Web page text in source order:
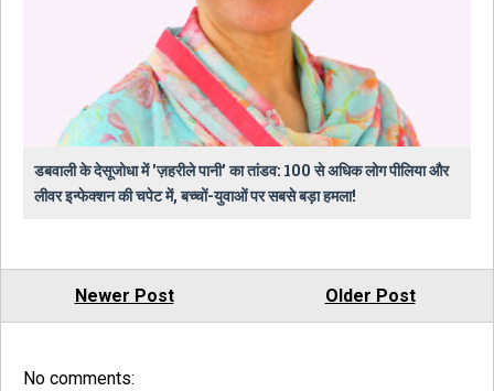
डबवाली के देसूजोधा में 'ज़हरीले पानी' का तांडव: 100 से अधिक लोग पीलिया और
लीवर इन्फेक्शन की चपेट में, बच्चों-युवाओं पर सबसे बड़ा हमला!
Newer Post Older Post
No comments: